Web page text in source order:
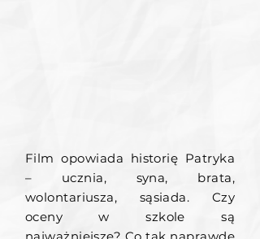
Film opowiada historię Patryka
– ucznia, syna, brata,
wolontariusza, sąsiada. Czy
oceny w szkole są